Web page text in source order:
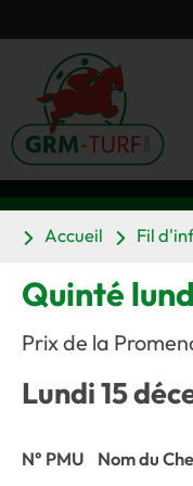
Accueil Fil
Quinté
Prix de la
Lundi 15
N° PMU Nom du